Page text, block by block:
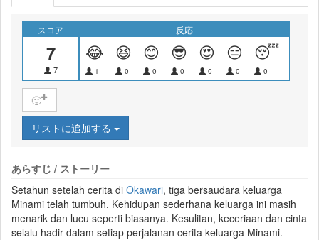
スコア
7
7
反応
😂
1
😆
0
😊
0
😎
0
😍
0
😑
0
😴
0
🙂
リストに追加する
あらすじ / ストーリー
Setahun setelah cerita di Okawari, tiga bersaudara keluarga
Minami telah tumbuh. Kehidupan sederhana keluarga ini masih
menarik dan lucu seperti biasanya. Kesulitan, keceriaan dan cinta
selalu hadir dalam setiap perjalanan cerita keluarga Minami.